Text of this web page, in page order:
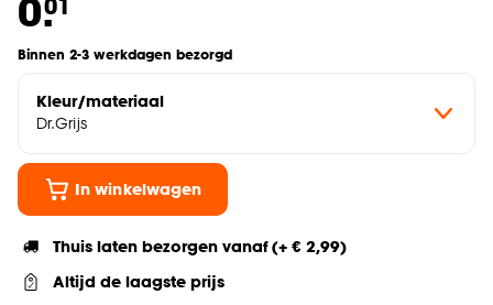
0.
Binnen 2-3 werkdagen bezorgd
Kleur/materiaal
Dr.Grijs
In winkelwagen
Thuis laten bezorgen vanaf (+ € 2,99)
Altijd de laagste prijs